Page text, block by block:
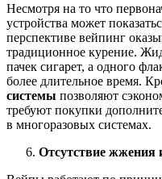
Несмотря на то что
устройства может
перспективе вейпинг
традиционное курение.
пачек сигарет, а одного
более длительное время.
системы позволяют
требуют покупки
в многоразовых системах.
Отсутствие жжения